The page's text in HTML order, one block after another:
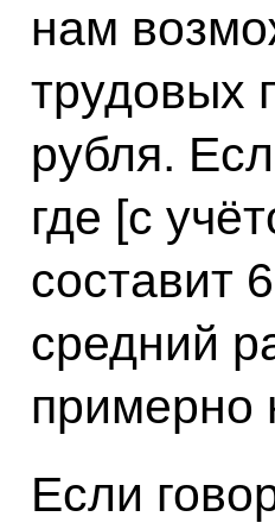
нам
трудовых
рубля.
где [с
составит
средний
примерно
Если